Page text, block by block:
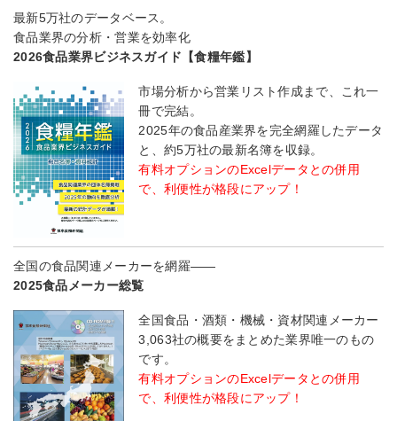
最新5万社のデータベース。
食品業界の分析・営業を効率化
2026食品業界ビジネスガイド【食糧年鑑】
市場分析から営業リスト作成まで、これ一
冊で完結。
2025年の食品産業界を完全網羅したデータ
と、約5万社の最新名簿を収録。
有料オプションのExcelデータとの併用
で、利便性が格段にアップ！
全国の食品関連メーカーを網羅――
2025食品メーカー総覧
全国食品・酒類・機械・資材関連メーカー
3,063社の概要をまとめた業界唯一のもの
です。
有料オプションのExcelデータとの併用
で、利便性が格段にアップ！